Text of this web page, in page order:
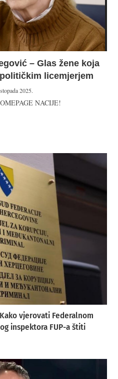
– Glas žene koja
licemjerjem
2025.
NACIJE!
Kako vjerovati Federalnom
inspektora FUP-a štiti